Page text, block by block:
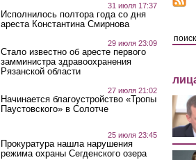
31 июля 17:37
Исполнилось полтора года со дня
ареста Константина Смирнова
29 июля 23:09
Стало известно об аресте первого
замминистра здравоохранения
Рязанской области
27 июля 21:02
Начинается благоустройство «Тропы
Паустовского» в Солотче
25 июля 23:45
Прокуратура нашла нарушения
режима охраны Сегденского озера